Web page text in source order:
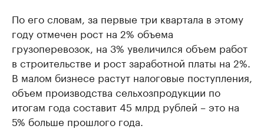
По его словам, за первые три квартала в этому
году отмечен рост на 2% объема
грузоперевозок, на 3% увеличился объем работ
в строительстве и рост заработной платы на 2%.
В малом бизнесе растут налоговые поступления,
объем производства сельхозпродукции по
итогам года составит 45 млрд рублей – это на
5% больше прошлого года.